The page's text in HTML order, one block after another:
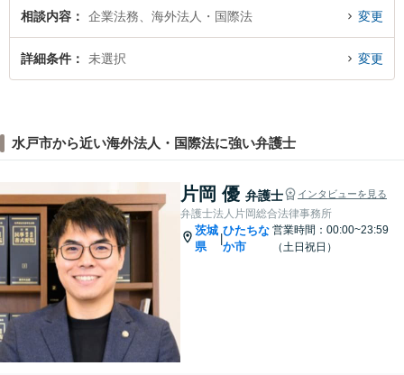
相談内容 企業法務、海外法人・国際法 変更
詳細条件 未選択 変更
水戸市から近い海外法人・国際法に強い弁護士
片岡 優 弁護士 インタビューを見る
弁護士法人片岡総合法律事務所
茨城
県
ひたちな
か市
営業時間：00:00~23:59
（土日祝日）